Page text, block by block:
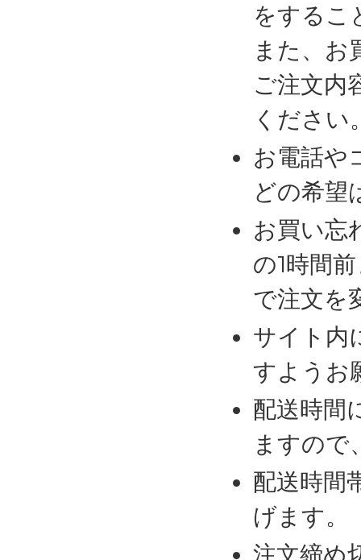
をするこ
また、お
ご注文内
ください
お電話や
どの希望
お買い忘
の1時間
で注文を
サイト内
すようお
配送時間
ますので
配送時間
げます。
注文締め